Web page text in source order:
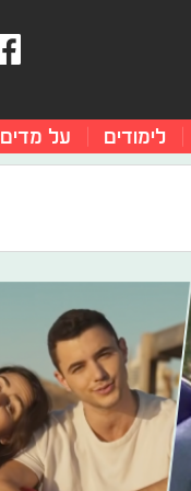
לימודים על מדים